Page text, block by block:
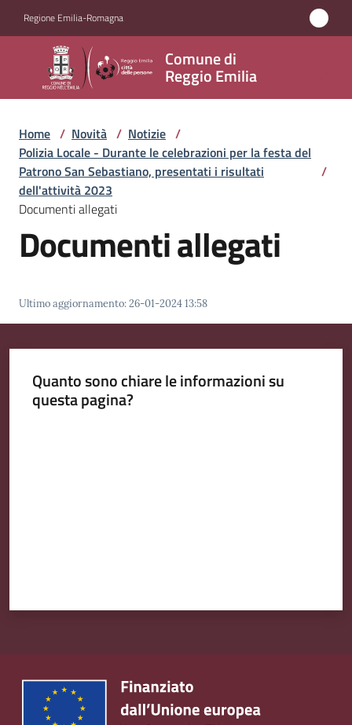
Regione Emilia-Romagna
Comune di
Reggio Emilia
Comune
di
Reggio
Emilia
Amministrazione
Servizi
Menu selezionato
Vivere
s
Home / Novità / Notizie /
Polizia Locale - Durante le celebrazioni per la festa del
Patrono San Sebastiano, presentati i risultati
dell'attività 2023
/
Documenti allegati
Documenti allegati
Ultimo aggiornamento:26-01-2024 13:58
Quanto sono chiare le informazioni su
questa pagina?